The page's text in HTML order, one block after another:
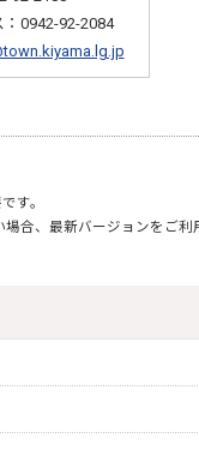
0942-92-2084
す。
合、最新バージョンをご利